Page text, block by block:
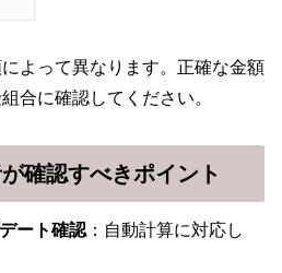
よって異なります。正確な金額
合に確認してください。
確認すべきポイント
ート確認 ：自動計算に対応し